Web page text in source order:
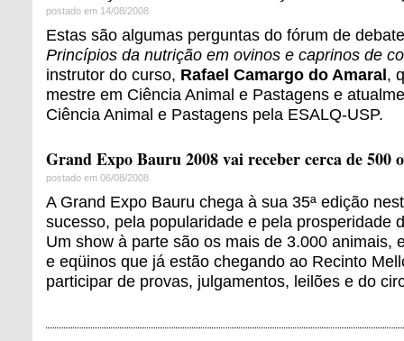
postado em 14/08/2008
Estas são algumas perguntas do fórum de
Princípios da nutrição em ovinos e caprinos de
instrutor do curso, Rafael Camargo do Amaral,
mestre em Ciência Animal e Pastagens e
Ciência Animal e Pastagens pela ESALQ-USP.
Grand Expo Bauru 2008 vai receber cerca de 500
postado em 06/08/2008
A Grand Expo Bauru chega à sua 35ª edição
sucesso, pela popularidade e pela prosperidade
Um show à parte são os mais de 3.000 animais,
e eqüinos que já estão chegando ao Recinto
participar de provas, julgamentos, leilões e do